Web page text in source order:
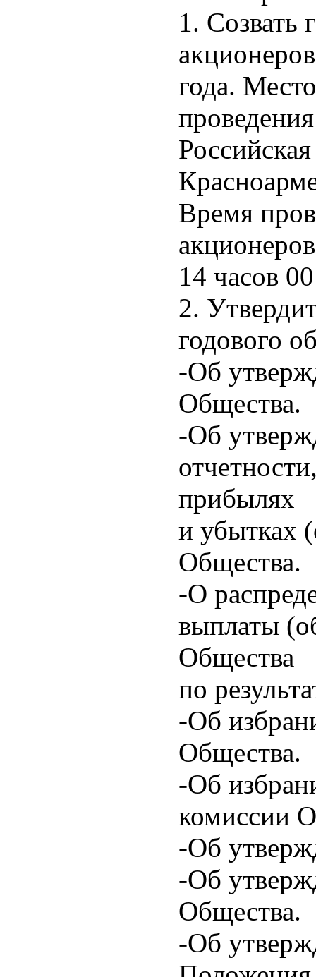
1. Созвать
года. Место
Время
14 часов
2.
годового
-Об
Общества.
-Об
прибылях
и убытках
Общества.
-О
выплаты
Общества
по
-Об
Общества.
-Об
комиссии
-Об
-Об
Общества.
-Об